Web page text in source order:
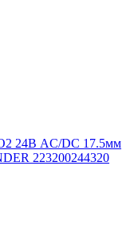
24В AC/DC 17.5мм
223200244320